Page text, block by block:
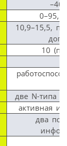
0–95,
10,9–15,5,
10
две N-типа
активная
два